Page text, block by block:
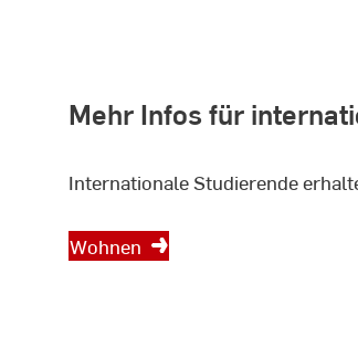
Mehr Infos für
Internationale Studierende
Wohnen